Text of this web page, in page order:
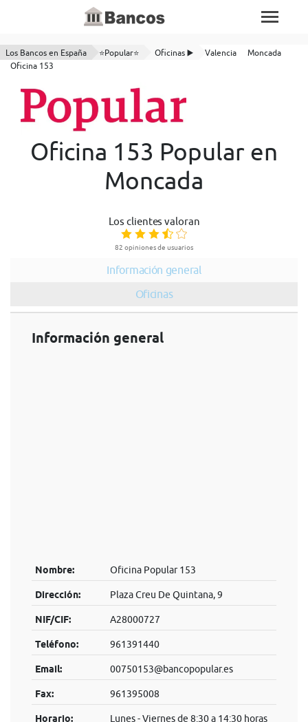
Los Bancos en España ⭐Popular⭐ Oficinas ▶️ Valencia
Moncada
Oficina 153
Oficina 153 Popular en
Moncada
Los clientes valoran
82 opiniones de usuarios
Información general
Oficinas
Información general
Nombre: Oficina Popular 153
Dirección: Plaza Creu De Quintana, 9
NIF/CIF: A28000727
Teléfono: 961391440
Email: 00750153@bancopopular.es
Fax: 961395008
Horario: Lunes - Viernes de 8:30 a 14:30 horas